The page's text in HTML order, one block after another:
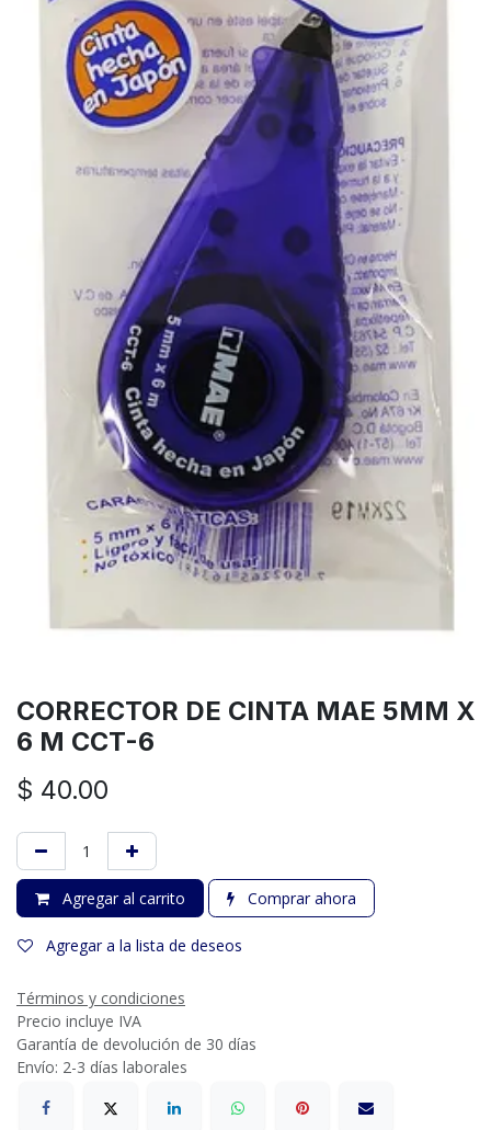
CORRECTOR DE CINTA MAE 5MM X
6 M CCT-6
$ 40.00
Agregar al carrito Comprar ahora
Agregar a la lista de deseos
Términos y condiciones
Precio incluye IVA
Garantía de devolución de 30 días
Envío: 2-3 días laborales